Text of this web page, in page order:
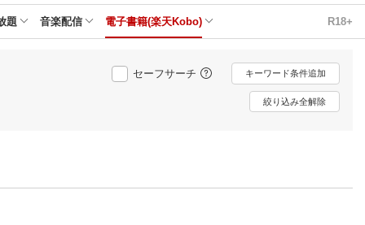
楽天ミュージック
動画配信
楽天TV
動画配信ガイド
題 音楽配信 電子書籍(楽天Kobo) R18+
セーフサーチ キーワード条件追加
絞り込み全解除